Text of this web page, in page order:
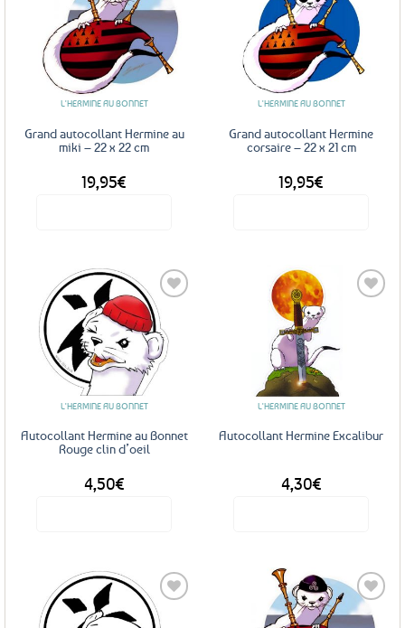
Ajouter
aux
favoris
L'HERMINE AU BONNET
Grand autocollant Hermine au
miki – 22 x 22 cm
19,95€
Ajouter
aux
favoris
L'HERMINE AU BONNET
Grand autocollant Hermine
corsaire – 22 x 21 cm
19,95€
Ajouter
aux
favoris
L'HERMINE AU BONNET
Autocollant Hermine au Bonnet
Rouge clin d’oeil
4,50€
L'HERMINE AU BONNET
Autocollant Hermine Excalibur
4,30€